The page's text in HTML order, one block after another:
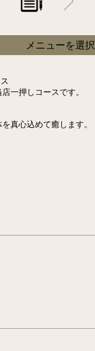
メニューを選択
一押しコースです。
真心込めて癒します。